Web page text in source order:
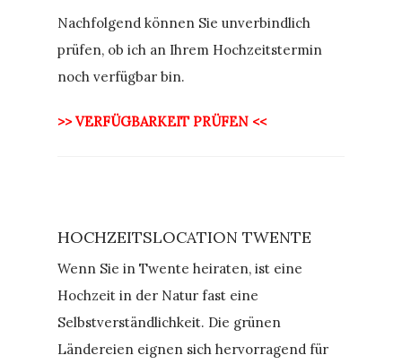
Nachfolgend können Sie unverbindlich
prüfen, ob ich an Ihrem Hochzeitstermin
noch verfügbar bin.
>> VERFÜGBARKEIT PRÜFEN <<
HOCHZEITSLOCATION TWENTE
Wenn Sie in Twente heiraten, ist eine
Hochzeit in der Natur fast eine
Selbstverständlichkeit. Die grünen
Ländereien eignen sich hervorragend für